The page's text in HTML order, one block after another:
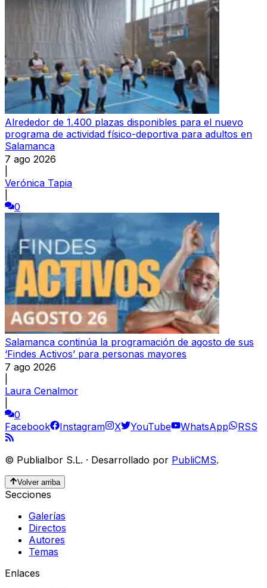
Alrededor de 1.400 plazas disponibles para el nuevo
programa de actividad físico-deportiva para adultos en
Salamanca
7 ago 2026
Verónica Tapia
0
Salamanca continúa la programación de agosto de sus
‘Findes Activos’ para personas mayores
7 ago 2026
Laura Cenalmor
0
Facebook
Instagram X YouTube WhatsApp RSS
© Publialbor S.L. · Desarrollado por PubliCMS.
Volver arriba
Secciones
Galerías
Directos
Autores
Temas
Enlaces